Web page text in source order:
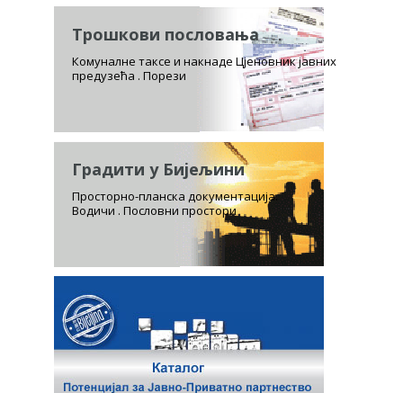
Трошкови пословања
Комуналне таксе и накнаде Цјеновник јавних
предузећа . Порези
Градити у Бијељини
Просторно-планска документација.
Водичи . Пословни простори